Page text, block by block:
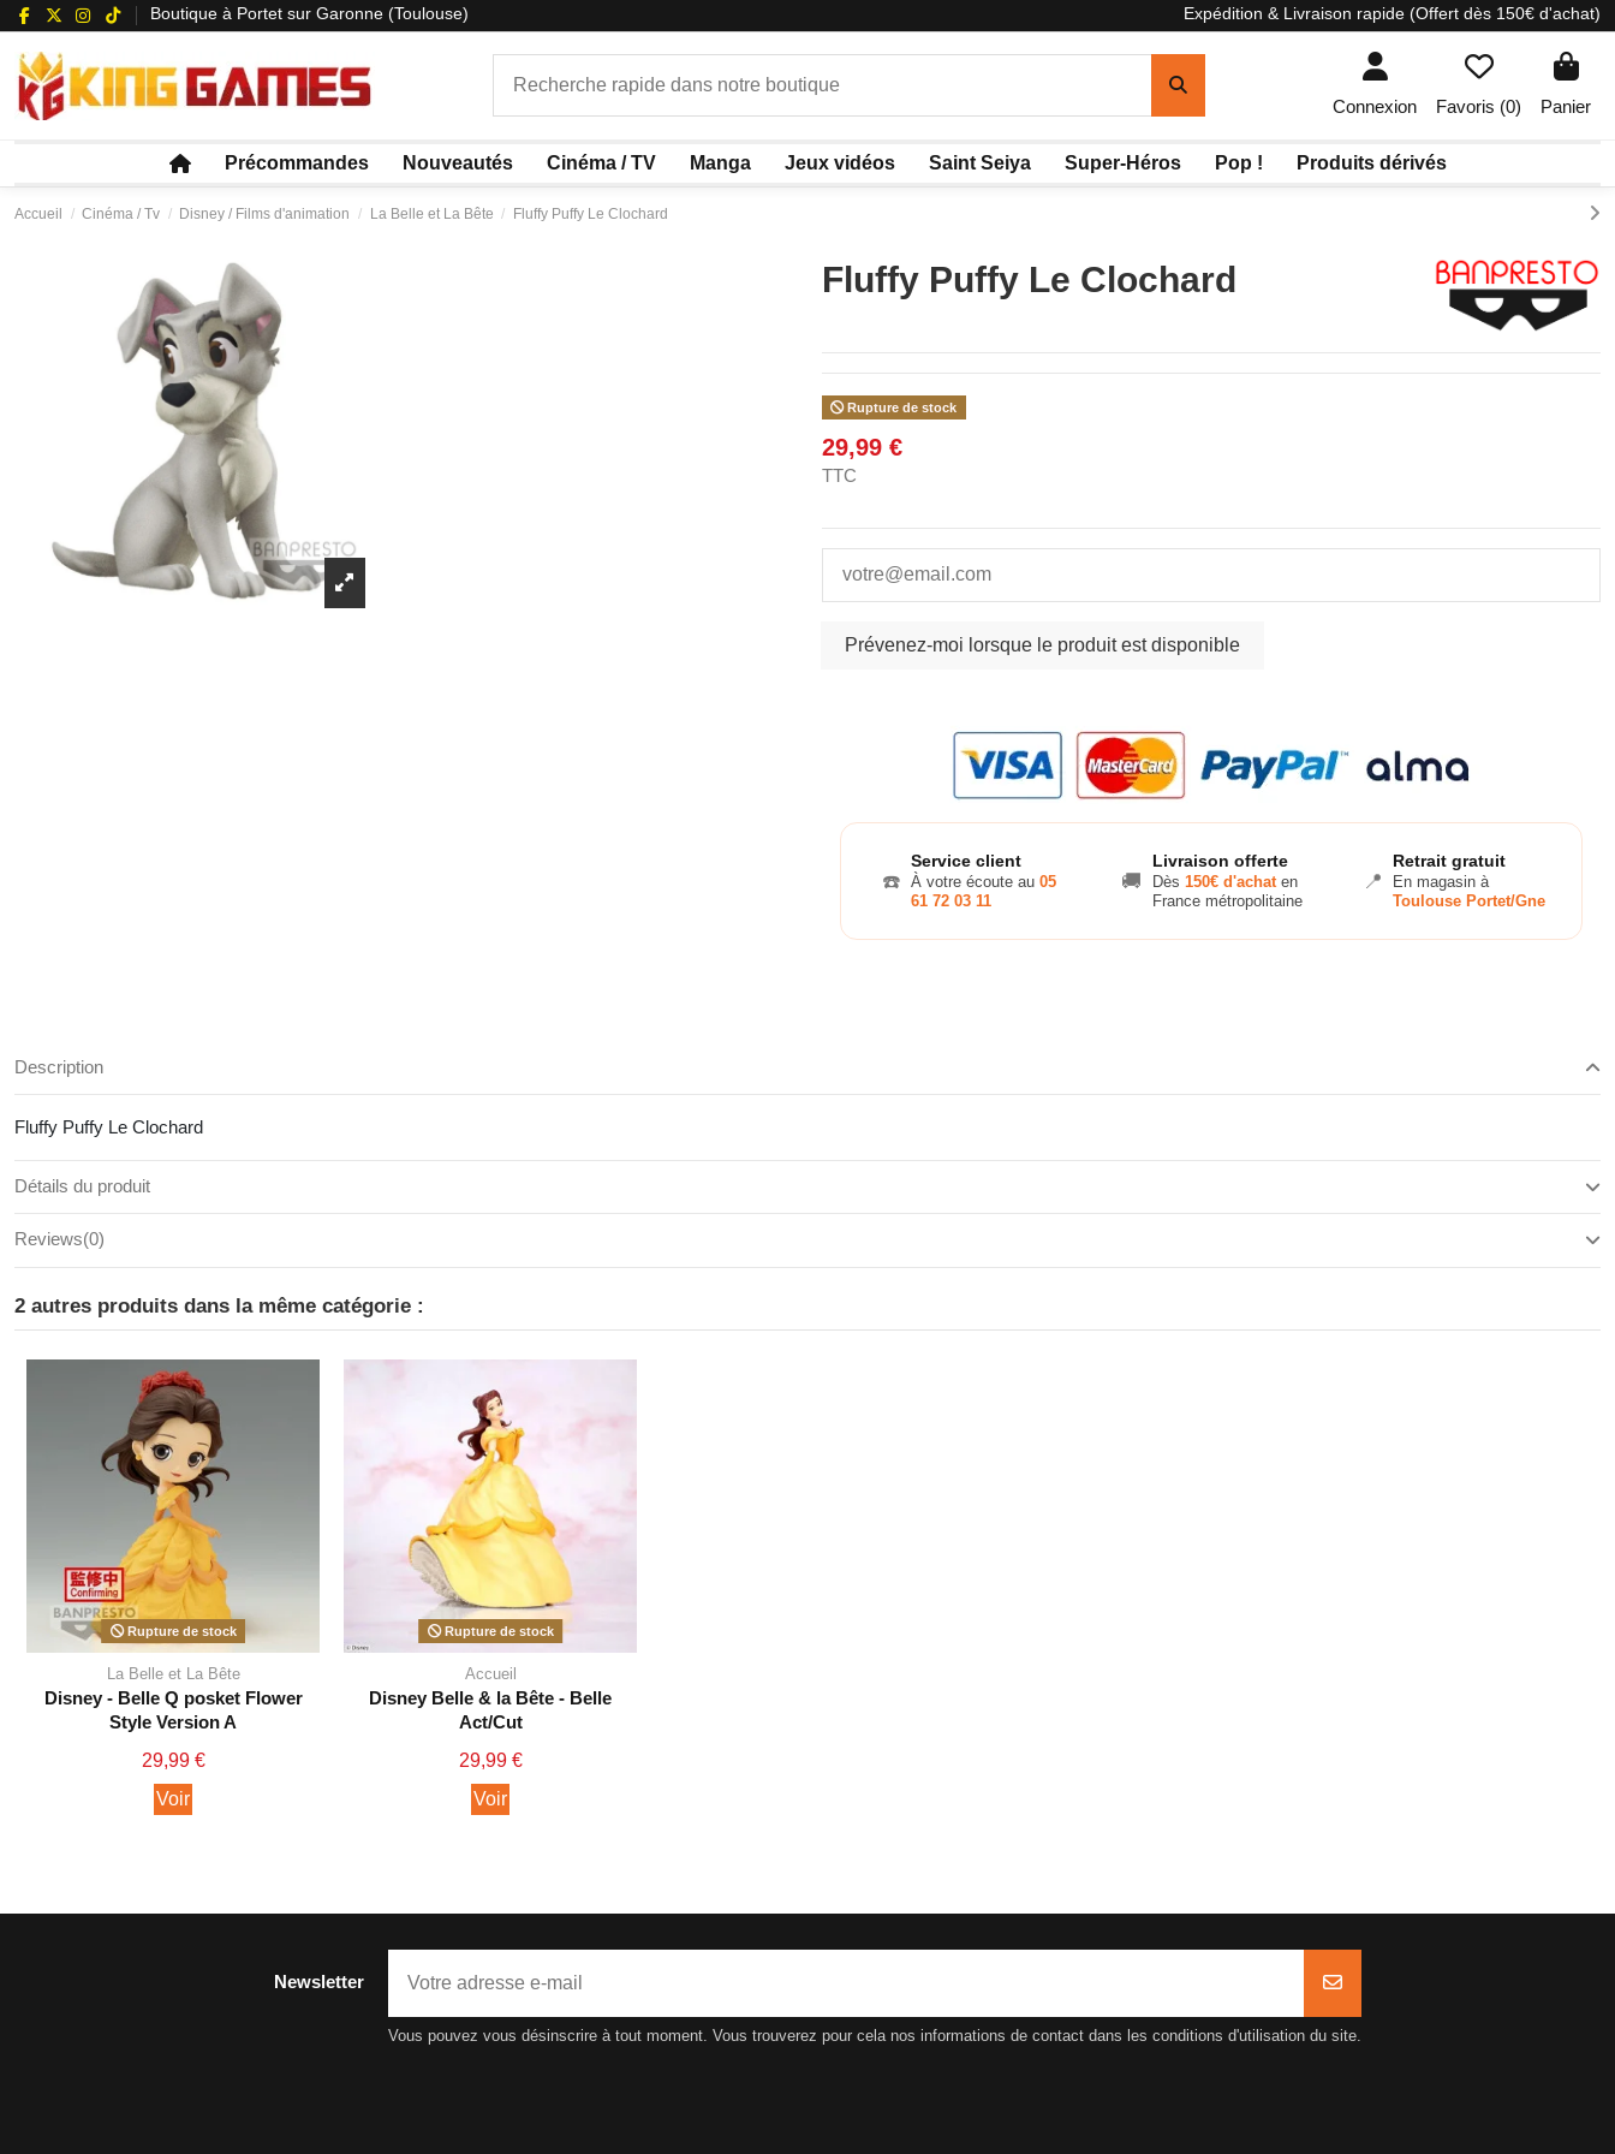
Boutique à Portet sur Garonne (Toulouse) Expédition & Livraison rapide (Offert dès 150€ d'achat)
Connexion Favoris (0) Panier
Précommandes Nouveautés Cinéma / TV Manga Jeux vidéos Saint Seiya Super-Héros Pop ! Produits dérivés
Accueil Cinéma / Tv Disney / Films d'animation La Belle et La Bête Fluffy Puffy Le Clochard
Fluffy Puffy Le Clochard
Rupture de stock
29,99 €
TTC
☎️
Service client
À votre écoute au 05
61 72 03 11
🚚
Livraison offerte
Dès 150€ d'achaten
France métropolitaine
📍
Retrait gratuit
En magasin à
Toulouse Portet/Gne
Description
Fluffy Puffy Le Clochard
Détails du produit
Reviews(0)
2 autres produits dans la même catégorie :
Rupture de stock
La Belle et La Bête
Disney - Belle Q posket Flower
Style Version A
29,99 €
Voir
Rupture de stock
Accueil
Disney Belle & la Bête - Belle
Act/Cut
29,99 €
Voir
Newsletter
Vous pouvez vous désinscrire à tout moment. Vous trouverez pour cela nos informations de contact dans les conditions d'utilisation du site.